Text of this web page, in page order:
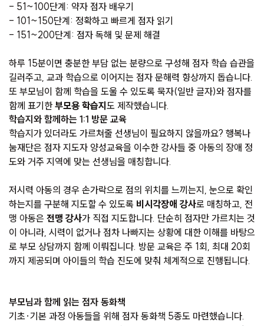
- 51~100단계: 약자 점자 배우기
- 101~150단계: 정확하고 빠르게 점자 읽기
- 151~200단계: 점자 독해 및 문제 해결
하루 15분이면 충분한 부담 없는 분량으로 구성해 점자 학습 습관을
길러주고, 교과 학습으로 이어지는 점자 문해력 향상까지 돕습니다.
또 부모님이 함께 학습을 도울 수 있도록 묵자(일반 글자)와 점자를
함께 표기한 부모용 학습지 도 제작했습니다.
학습지와 함께하는 1:1 방문 교육
학습지가 있더라도 가르쳐줄 선생님이 필요하지 않을까요? 행복나
눔재단은 점자 지도자 양성교육을 이수한 강사들 중 아동의 장애 정
도와 거주 지역에 맞는 선생님을 매칭합니다.
저시력 아동의 경우 손가락으로 점의 위치를 느끼는지, 눈으로 확인
하는지를 구분해 지도할 수 있도록 비시각장애 강사로 매칭하고, 전
맹 아동은 전맹 강사가 직접 지도합니다. 단순히 점자만 가르치는 것
이 아니라, 시력이 없거나 점차 나빠지는 상황에 대한 이해를 바탕으
로 부모 상담까지 함께 이뤄집니다. 방문 교육은 주 1회, 최대 20회
까지 제공되며 아이들의 학습 진도에 맞춰 체계적으로 진행됩니다.
부모님과 함께 읽는 점자 동화책
기초·기본 과정 아동들을 위해 점자 동화책 5종도 마련했습니다.